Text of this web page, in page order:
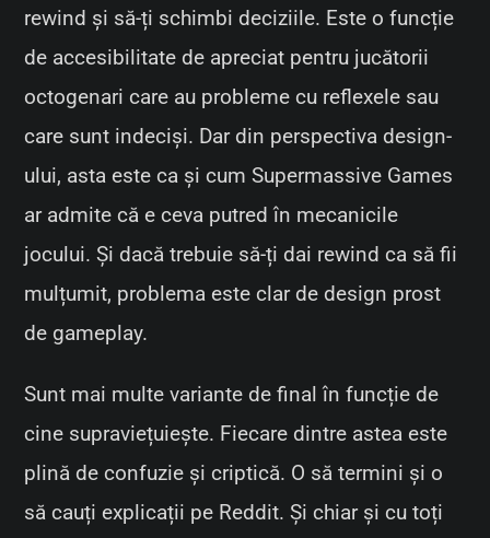
rewind și să-ți schimbi deciziile. Este o funcție
de accesibilitate de apreciat pentru jucătorii
octogenari care au probleme cu reflexele sau
care sunt indeciși. Dar din perspectiva design-
ului, asta este ca și cum Supermassive Games
ar admite că e ceva putred în mecanicile
jocului. Și dacă trebuie să-ți dai rewind ca să fii
mulțumit, problema este clar de design prost
de gameplay.
Sunt mai multe variante de final în funcție de
cine supraviețuiește. Fiecare dintre astea este
plină de confuzie și criptică. O să termini și o
să cauți explicații pe Reddit. Și chiar și cu toți